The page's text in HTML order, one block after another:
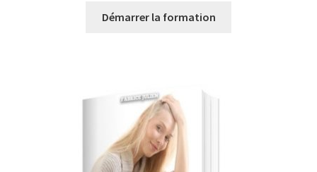
Démarrer la formation